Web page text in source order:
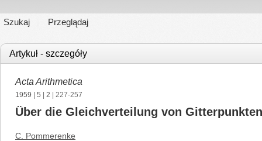
Szukaj Przeglądaj
Artykuł - szczegóły
Acta Arithmetica
1959 5 2 | 227-257
Über die Gleichverteilung von
C. Pommerenke